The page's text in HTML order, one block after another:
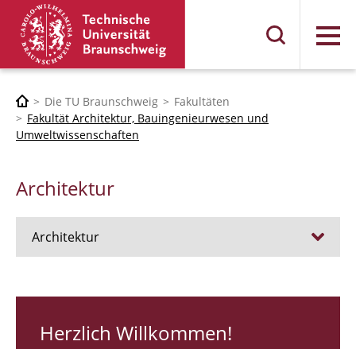
Menü
Die TU Braunschweig
Fakultäten
Fakultät Architektur, Bauingenieurwesen und
Umweltwissenschaften
Architektur
Architektur
RUNDGANG 26
Herzlich Willkommen!